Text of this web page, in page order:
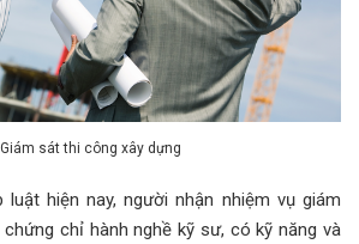
Giám sát thi công xây dựng
luật hiện nay, người nhận nhiệm vụ giám
chỉ hành nghề kỹ sư, có kỹ năng và